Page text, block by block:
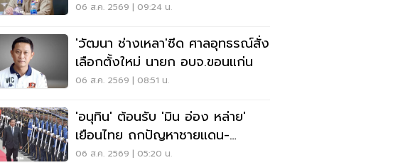
06 ส.ค. 2569 | 09:24 น.
'วัฒนา ช่างเหลา'ซีด ศาลอุทธรณ์สั่ง
เลือกตั้งใหม่ นายก อบจ.ขอนแก่น
06 ส.ค. 2569 | 08:51 น.
'อนุทิน' ต้อนรับ 'มิน อ่อง หล่าย'
เยือนไทย ถกปัญหาชายแดน-
พลังงาน-การค้า
06 ส.ค. 2569 | 05:20 น.